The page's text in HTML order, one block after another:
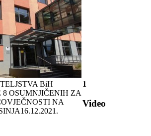
BiH
OSUMNJIČENIH ZA
NA
16.12.2021.
1
Video